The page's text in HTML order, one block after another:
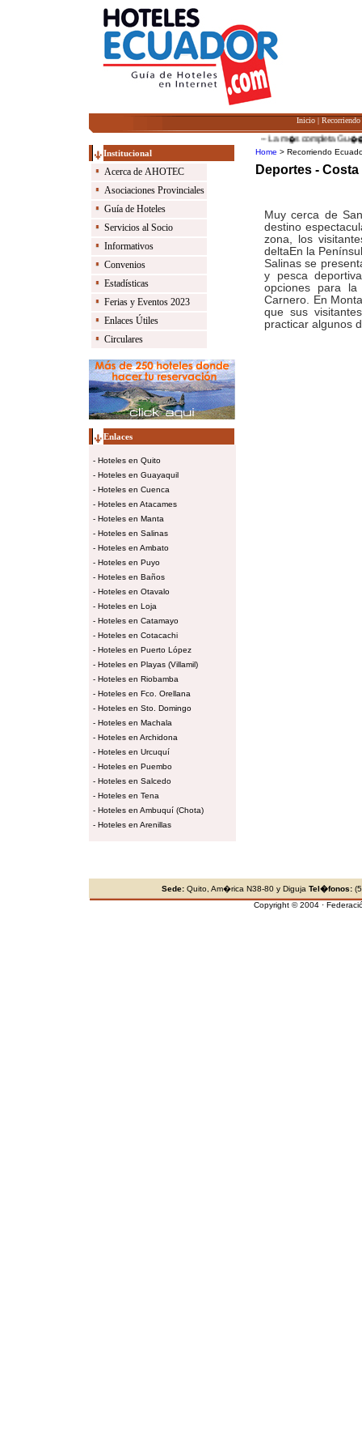
Inicio | Recorriendo
-- La m�s completa Gu��a
Institucional
Acerca de AHOTEC
Asociaciones Provinciales
Guía de Hoteles
Servicios al Socio
Informativos
Convenios
Estadísticas
Ferias y Eventos 2023
Enlaces Útiles
Circulares
Enlaces
- Hoteles en Quito
- Hoteles en Guayaquil
- Hoteles en Cuenca
- Hoteles en Atacames
- Hoteles en Manta
- Hoteles en Salinas
- Hoteles en Ambato
- Hoteles en Puyo
- Hoteles en Baños
- Hoteles en Otavalo
- Hoteles en Loja
- Hoteles en Catamayo
- Hoteles en Cotacachi
- Hoteles en Puerto López
- Hoteles en Playas (Villamil)
- Hoteles en Riobamba
- Hoteles en Fco. Orellana
- Hoteles en Sto. Domingo
- Hoteles en Machala
- Hoteles en Archidona
- Hoteles en Urcuquí
- Hoteles en Puembo
- Hoteles en Salcedo
- Hoteles en Tena
- Hoteles en Ambuquí (Chota)
- Hoteles en Arenillas
Home > Recorriendo
Deportes - Costa
Muy cerca de
destino
zona, los
deltaEn la
Salinas se
y pesca
opciones para
Carnero. En
que sus
practicar algunos
Sede: Quito, Am�rica N38-80 y Diguja Tel�fonos:
Copyright © 2004 ·